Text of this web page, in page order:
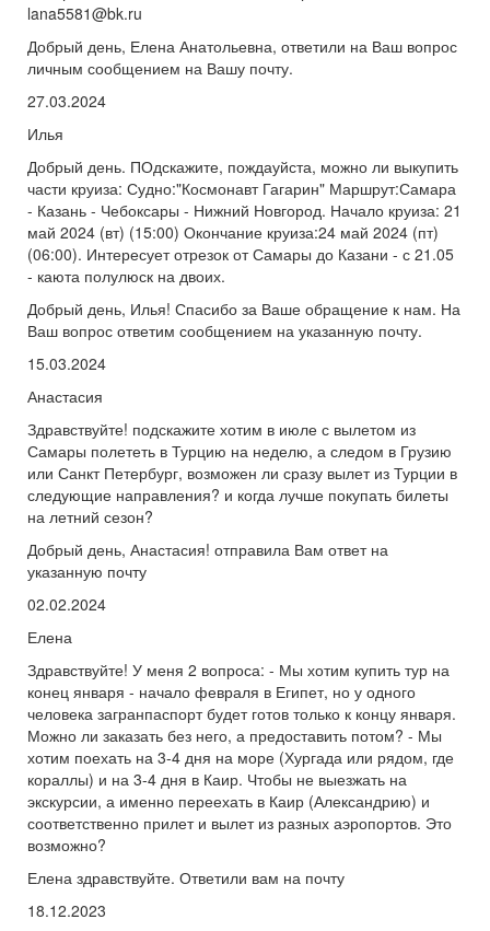
lana5581@bk.ru
Добрый день, Елена Анатольевна, ответили на Ваш вопрос
личным сообщением на Вашу почту.
27.03.2024
Илья
Добрый день. ПОдскажите, пождауйста, можно ли выкупить
части круиза: Судно:"Космонавт Гагарин" Маршрут:Самара
- Казань - Чебоксары - Нижний Новгород. Начало круиза: 21
май 2024 (вт) (15:00) Окончание круиза:24 май 2024 (пт)
(06:00). Интересует отрезок от Самары до Казани - с 21.05
- каюта полулюск на двоих.
Добрый день, Илья! Спасибо за Ваше обращение к нам. На
Ваш вопрос ответим сообщением на указанную почту.
15.03.2024
Анастасия
Здравствуйте! подскажите хотим в июле с вылетом из
Самары полететь в Турцию на неделю, а следом в Грузию
или Санкт Петербург, возможен ли сразу вылет из Турции в
следующие направления? и когда лучше покупать билеты
на летний сезон?
Добрый день, Анастасия! отправила Вам ответ на
указанную почту
02.02.2024
Елена
Здравствуйте! У меня 2 вопроса: - Мы хотим купить тур на
конец января - начало февраля в Египет, но у одного
человека загранпаспорт будет готов только к концу января.
Можно ли заказать без него, а предоставить потом? - Мы
хотим поехать на 3-4 дня на море (Хургада или рядом, где
кораллы) и на 3-4 дня в Каир. Чтобы не выезжать на
экскурсии, а именно переехать в Каир (Александрию) и
соответственно прилет и вылет из разных аэропортов. Это
возможно?
Елена здравствуйте. Ответили вам на почту
18.12.2023